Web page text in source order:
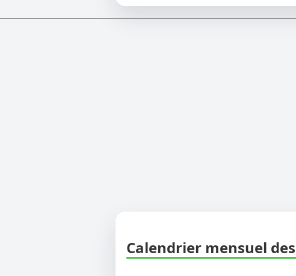
Calendrier mensuel